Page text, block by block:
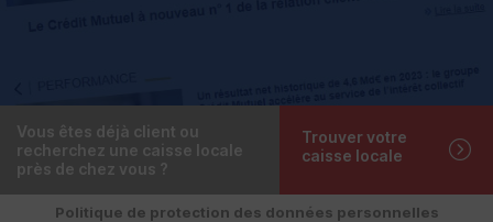
Vous êtes déjà client ou
recherchez une caisse locale
près de chez vous ?
Trouver votre
caisse locale
Politique de protection des données personnelles